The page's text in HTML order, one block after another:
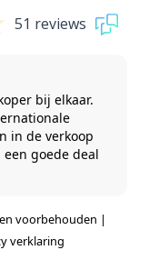
51 reviews
bij elkaar.
in de verkoop
goede deal
voorbehouden |
verklaring